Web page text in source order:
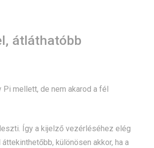
átláthatóbb
Pi mellett, de nem akarod a fél
Így a kijelző vezérléséhez elég
különösen akkor, ha a